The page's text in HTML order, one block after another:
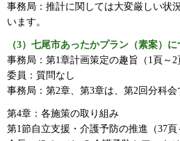
事務局：推計に関しては大変厳しい状
います。
（3）七尾市あったかプラン（素案）に
事務局：第1章計画策定の趣旨（1頁～
委員：質問なし
事務局：第2章、第3章は、第2回分科
第4章：各施策の取り組み
第1節自立支援・介護予防の推進（37頁